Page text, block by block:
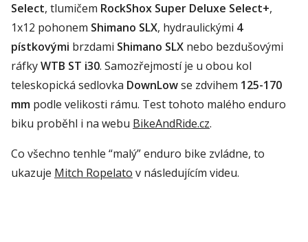
Select, tlumičem RockShox Super Deluxe Select+,
1x12 pohonem Shimano SLX, hydraulickými 4
pístkovými brzdami Shimano SLX nebo bezdušovými
ráfkyWTB ST i30. Samozřejmostí je u obou kol
teleskopická sedlovka DownLowse zdvihem 125-170
mm podle velikosti rámu. Test tohoto malého enduro
biku proběhl i na webu BikeAndRide.cz.
Co všechno tenhle “malý” enduro bike zvládne, to
ukazuje Mitch Ropelato v následujícím videu.